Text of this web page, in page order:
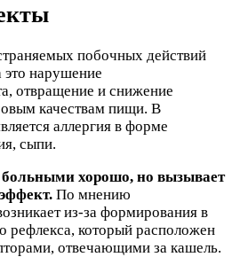
побочных действий
это нарушение
отвращение и снижение
качествам пищи. В
аллергия в форме
сыпи.
больными хорошо, но вызывает
По мнению
из-за формирования в
рефлекса, который расположен
отвечающими за кашель.